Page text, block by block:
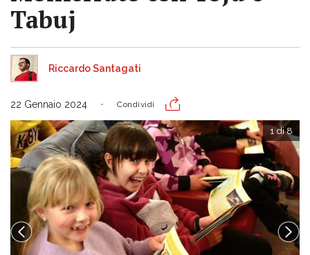
Tabuj
Riccardo Santagati
22 Gennaio 2024 Condividi
1 di 8